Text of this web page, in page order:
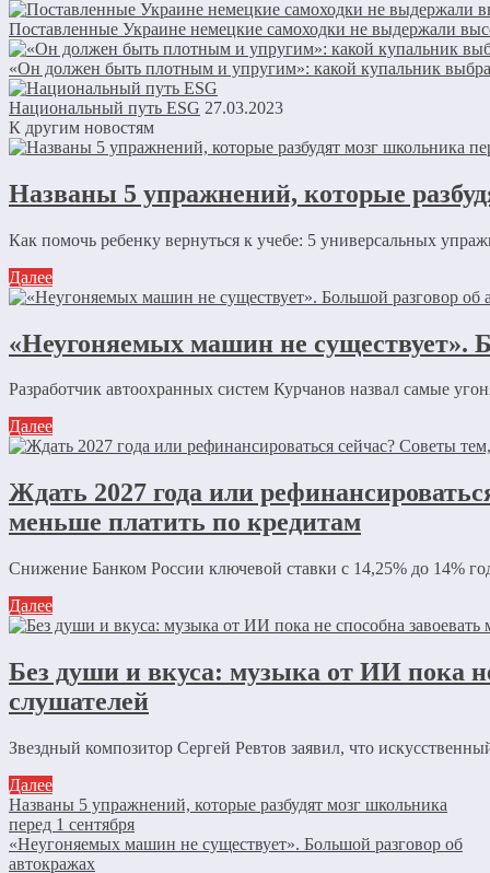
Поставленные Украине немецкие самоходки не выдержали
«Он должен быть плотным и упругим»: какой купальник
Национальный путь ESG 27.03.2023
К другим новостям
Названы 5 упражнений, которые
Как помочь ребенку вернуться к учебе: 5 универсальных
Далее
«Неугоняемых машин не существует».
Разработчик автоохранных систем Курчанов назвал самые
Далее
Ждать 2027 года или
меньше платить по кредитам
Снижение Банком России ключевой ставки с 14,25% до 14%
Далее
Без души и вкуса: музыка от ИИ пока
слушателей
Звездный композитор Сергей Ревтов заявил, что
Далее
Названы 5 упражнений, которые разбудят мозг школьника
перед 1 сентября
«Неугоняемых машин не существует». Большой разговор об
автокражах